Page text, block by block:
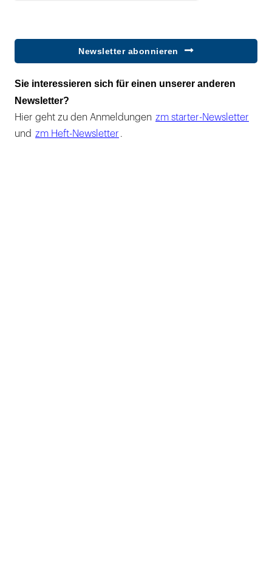
Newsletter abonnieren
Sie interessieren sich für einen unserer anderen
Newsletter?
Hier geht zu den Anmeldungen zm starter-Newsletter
und zm Heft-Newsletter .